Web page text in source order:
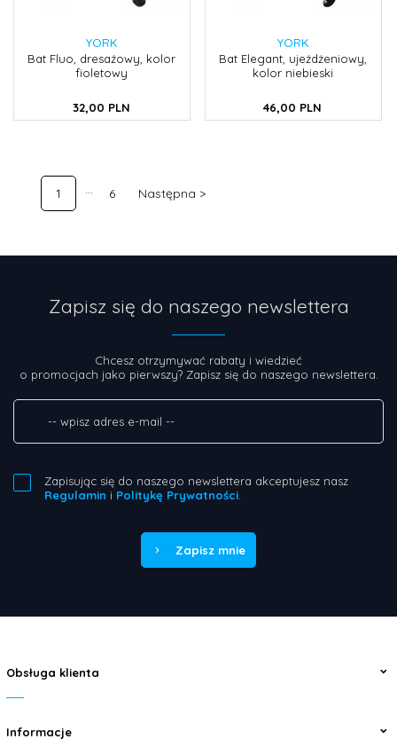
YORK
Bat Fluo, dresażowy, kolor
fioletowy
32,00 PLN
YORK
Bat Elegant, ujeżdżeniowy,
kolor niebieski
46,00 PLN
1 6 Następna >
Zapisz się do naszego newslettera
Chcesz otrzymywać rabaty i wiedzieć
o promocjach jako pierwszy? Zapisz się do naszego newslettera.
Zapisując się do naszego newslettera akceptujesz nasz
Regulamin i Politykę Prywatności.
Zapisz mnie
Obsługa klienta
Informacje